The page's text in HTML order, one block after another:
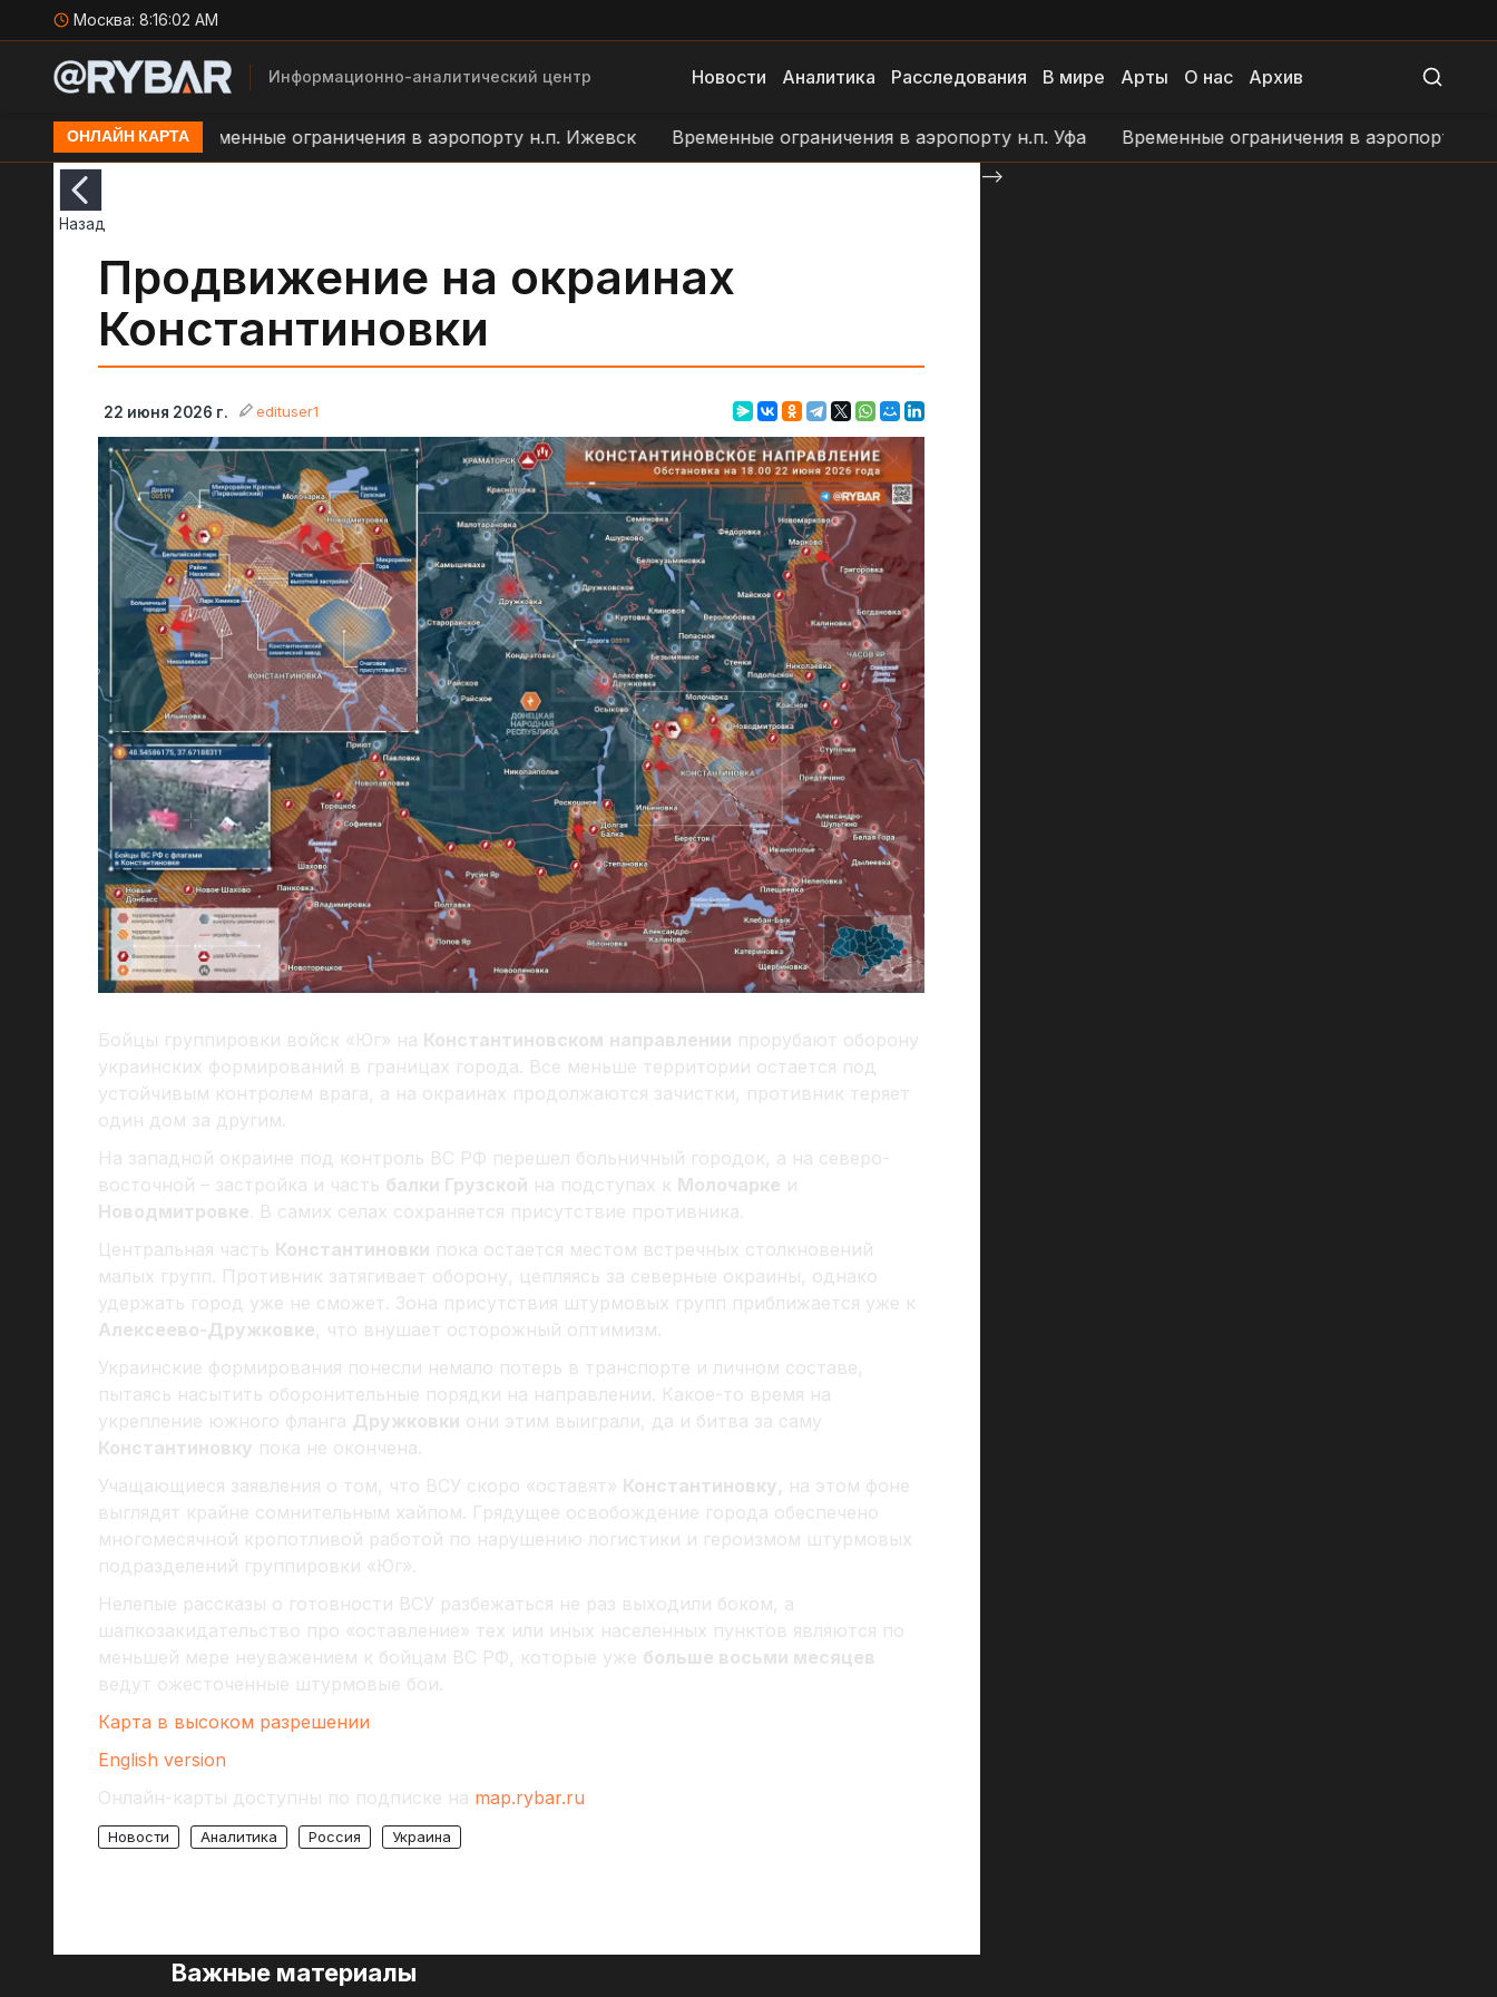
Москва: 8:16:03 AM
Информационно-аналитический центр Новости Аналитика Расследования В мире Арты О нас Архив
ОНЛАЙН КАРТА
Киров Временные ограничения в аэропорту н.п. Ижевск Временные ограничения в аэропорту н.п. Уфа Временные ограничения в аэропорту н.п.
Назад
Продвижение на окраинах
Константиновки
22 июня 2026 г. edituser1
Бойцы группировки войск «Юг» на Константиновском направлении прорубают оборону
украинских формирований в границах города. Все меньше территории остается под
устойчивым контролем врага, а на окраинах продолжаются зачистки, противник теряет
один дом за другим.
На западной окраине под контроль ВС РФ перешел больничный городок, а на северо-
восточной – застройка и часть балки Грузской на подступах к Молочарке и
Новодмитровке. В самих селах сохраняется присутствие противника.
Центральная часть Константиновки пока остается местом встречных столкновений
малых групп. Противник затягивает оборону, цепляясь за северные окраины, однако
удержать город уже не сможет. Зона присутствия штурмовых групп приближается уже к
Алексеево-Дружковке, что внушает осторожный оптимизм.
Украинские формирования понесли немало потерь в транспорте и личном составе,
пытаясь насытить оборонительные порядки на направлении. Какое-то время на
укрепление южного фланга Дружковки они этим выиграли, да и битва за саму
Константиновку пока не окончена.
Учащающиеся заявления о том, что ВСУ скоро «оставят» Константиновку, на этом фоне
выглядят крайне сомнительным хайпом. Грядущее освобождение города обеспечено
многомесячной кропотливой работой по нарушению логистики и героизмом штурмовых
подразделений группировки «Юг».
Нелепые рассказы о готовности ВСУ разбежаться не раз выходили боком, а
шапкозакидательство про «оставление» тех или иных населенных пунктов являются по
меньшей мере неуважением к бойцам ВС РФ, которые уже больше восьми месяцев
ведут ожесточенные штурмовые бои.
Карта в высоком разрешении
English version
Онлайн-карты доступны по подписке на map.rybar.ru
Новости Аналитика Россия Украина
-->
Важные материалы